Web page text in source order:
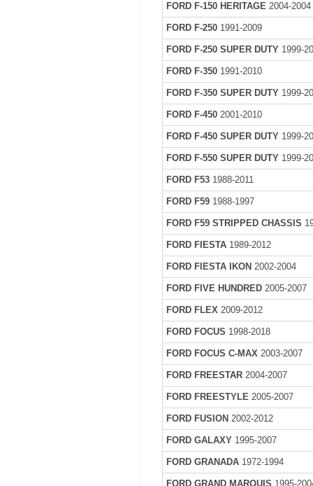
FORD F-150 HERITAGE 2004-2004
FORD F-250 1991-2009
FORD F-250 SUPER DUTY 1999-
FORD F-350 1991-2010
FORD F-350 SUPER DUTY 1999-
FORD F-450 2001-2010
FORD F-450 SUPER DUTY 1999-
FORD F-550 SUPER DUTY 1999-
FORD F53 1988-2011
FORD F59 1988-1997
FORD F59 STRIPPED CHASSIS
FORD FIESTA 1989-2012
FORD FIESTA IKON 2002-2004
FORD FIVE HUNDRED2005-2007
FORD FLEX 2009-2012
FORD FOCUS 1998-2018
FORD FOCUS C-MAX 2003-2007
FORD FREESTAR 2004-2007
FORD FREESTYLE 2005-2007
FORD FUSION 2002-2012
FORD GALAXY 1995-2007
FORD GRANADA 1972-1994
FORD GRAND MARQUIS 1995-